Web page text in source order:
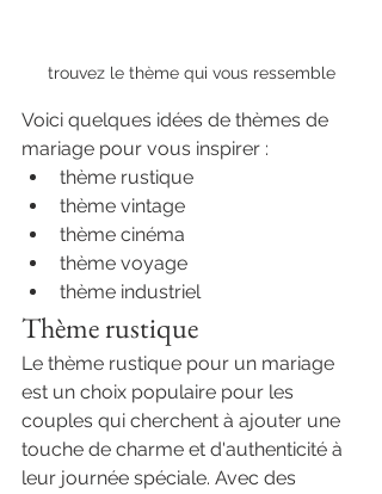
trouvez le thème qui vous ressemble
Voici quelques idées de thèmes de
mariage pour vous inspirer :
thème rustique
thème vintage
thème cinéma
thème voyage
thème industriel
Thème rustique
Le thème rustique pour un mariage
est un choix populaire pour les
couples qui cherchent à ajouter une
touche de charme et d'authenticité à
leur journée spéciale. Avec des